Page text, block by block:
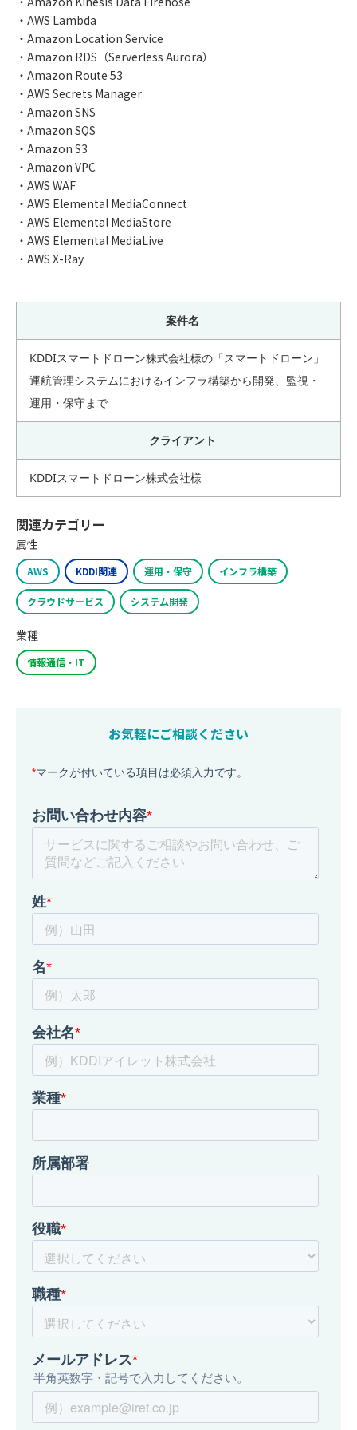
・AWS Lambda
・Amazon Location Service
・Amazon RDS（Serverless Aurora）
・Amazon Route 53
・AWS Secrets Manager
・Amazon SNS
・Amazon SQS
・Amazon S3
・Amazon VPC
・AWS WAF
・AWS Elemental MediaConnect
・AWS Elemental MediaStore
・AWS Elemental MediaLive
・AWS X-Ray
案件名
KDDIスマートドローン株式会社様の「スマートドローン」
運航管理システムにおけるインフラ構築から開発、監視・
運用・保守まで
クライアント
KDDIスマートドローン株式会社様
関連カテゴリー
属性
AWS KDDI関連 運用・保守 インフラ構築
クラウドサービス システム開発
業種
情報通信・IT
お気軽にご相談ください